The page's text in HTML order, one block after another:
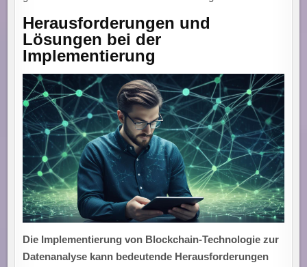
Herausforderungen und
Lösungen bei der
Implementierung
Die Implementierung von Blockchain-Technologie zur
Datenanalyse kann bedeutende Herausforderungen